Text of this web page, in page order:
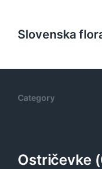
Slovenska
Category
Ostričevke